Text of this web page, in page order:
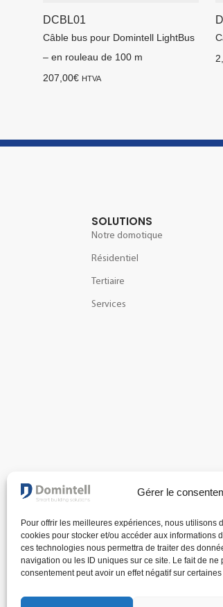
Gérer le
Pour offrir les meilleures expériences, nous utilisons
cookies pour stocker et/ou accéder aux informations
ces technologies nous permettra de traiter des
navigation ou les ID uniques sur ce site. Le fait de ne
consentement peut avoir un effet négatif sur
DCBL01
Câble bus pour Domintell LightBus
– en rouleau de 100 m
207,00€ HTVA
SOLUTIONS
Notre domotique
Résidentiel
Tertiaire
Services
Recevez les dernières